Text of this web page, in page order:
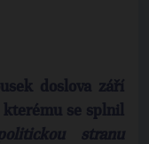
doslova září
se splnil
stranu